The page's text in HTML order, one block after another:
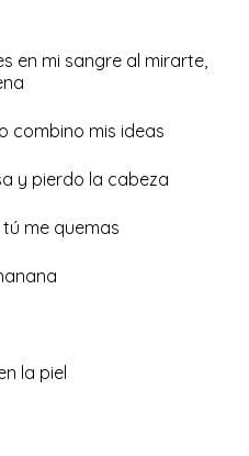
en mi sangre al mirarte,
combino mis ideas
y pierdo la cabeza
me quemas
la piel